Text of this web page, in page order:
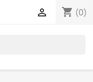
shopping_cart (0)
